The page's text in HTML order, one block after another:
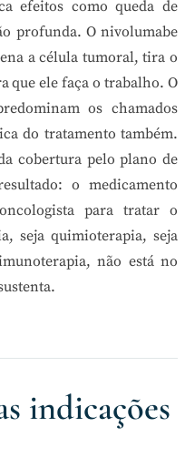
efeitos como queda de
profunda. O nivolumabe
a célula tumoral, tira o
que ele faça o trabalho. O
os chamados
do tratamento também.
cobertura pelo plano de
o medicamento
para tratar o
seja quimioterapia, seja
não está no
indicações